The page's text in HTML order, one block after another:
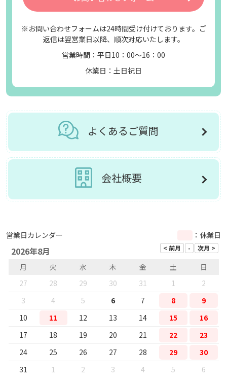
※お問い合わせフォームは24時間受け付けております。ご
返信は翌営業日以降、順次対応いたします。
営業時間：平日10：00～16：00
休業日：土日祝日
よくあるご質問
会社概要
営業日カレンダー ：休業日
2026年8月
月 火 水 木 金 土
日
27
28 29 30 31 1
2
3
4 5 6 7 8
9
10
11 12 13 14 15
16
17
18 19 20 21 22
23
24
25 26 27 28 29
30
31
1 2 3 4 5 6